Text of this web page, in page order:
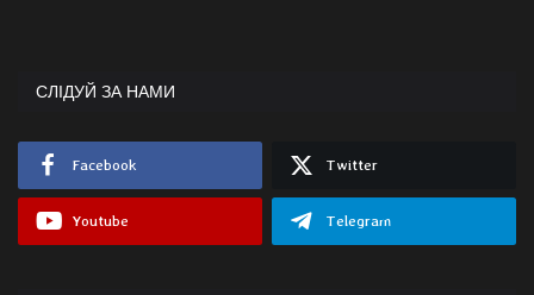
СЛІДУЙ ЗА НАМИ
Facebook Twitter
Youtube Telegram